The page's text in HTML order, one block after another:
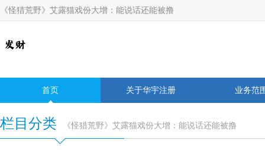
《怪猎荒野》艾露猫戏份大增：能说话还能被撸
首页 关于华宇注册 业务范
栏目分类 《怪猎荒野》艾露猫戏份大增：能说话还能被撸